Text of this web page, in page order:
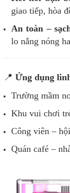
giao tiếp, hòa
An toàn –
lo nắng nóng
📍 Ứng dụng
Trường mầm
Khu vui chơi
Công viên –
Quán café –